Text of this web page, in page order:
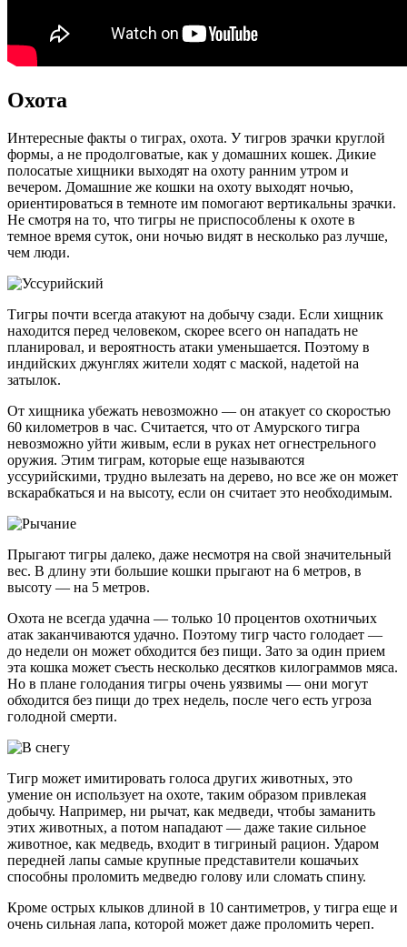
Охота
Интересные факты о тиграх, охота. У тигров зрачки круглой
формы, а не продолговатые, как у домашних кошек. Дикие
полосатые хищники выходят на охоту ранним утром и
вечером. Домашние же кошки на охоту выходят ночью,
ориентироваться в темноте им помогают вертикальны зрачки.
Не смотря на то, что тигры не приспособлены к охоте в
темное время суток, они ночью видят в несколько раз лучше,
чем люди.
Тигры почти всегда атакуют на добычу сзади. Если хищник
находится перед человеком, скорее всего он нападать не
планировал, и вероятность атаки уменьшается. Поэтому в
индийских джунглях жители ходят с маской, надетой на
затылок.
От хищника убежать невозможно — он атакует со скоростью
60 километров в час. Считается, что от Амурского тигра
невозможно уйти живым, если в руках нет огнестрельного
оружия. Этим тиграм, которые еще называются
уссурийскими, трудно вылезать на дерево, но все же он может
вскарабкаться и на высоту, если он считает это необходимым.
Прыгают тигры далеко, даже несмотря на свой значительный
вес. В длину эти большие кошки прыгают на 6 метров, в
высоту — на 5 метров.
Охота не всегда удачна — только 10 процентов охотничьих
атак заканчиваются удачно. Поэтому тигр часто голодает —
до недели он может обходится без пищи. Зато за один прием
эта кошка может съесть несколько десятков килограммов мяса.
Но в плане голодания тигры очень уязвимы — они могут
обходится без пищи до трех недель, после чего есть угроза
голодной смерти.
Тигр может имитировать голоса других животных, это
умение он использует на охоте, таким образом привлекая
добычу. Например, ни рычат, как медведи, чтобы заманить
этих животных, а потом нападают — даже такие сильное
животное, как медведь, входит в тигриный рацион. Ударом
передней лапы самые крупные представители кошачьих
способны проломить медведю голову или сломать спину.
Кроме острых клыков длиной в 10 сантиметров, у тигра еще и
очень сильная лапа, которой может даже проломить череп.